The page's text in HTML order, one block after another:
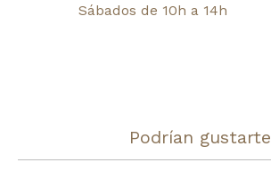
Sábados de 10h a 14h
Podrían gustarte